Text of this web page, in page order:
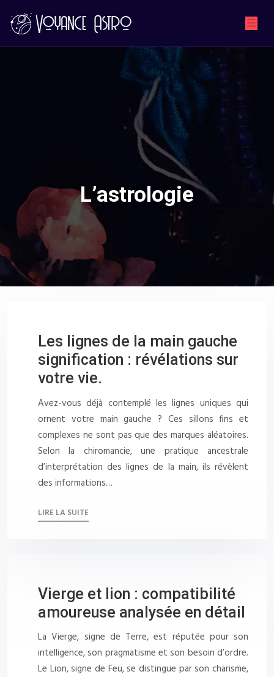
L’astrologie
Les lignes de la main gauche
signification : révélations sur
votre vie.
Avez-vous déjà contemplé les lignes uniques qui
ornent votre main gauche ? Ces sillons fins et
complexes ne sont pas que des marques aléatoires.
Selon la chiromancie, une pratique ancestrale
d’interprétation des lignes de la main, ils révèlent
des informations…
LIRE LA SUITE
Vierge et lion : compatibilité
amoureuse analysée en détail
La Vierge, signe de Terre, est réputée pour son
intelligence, son pragmatisme et son besoin d’ordre.
Le Lion, signe de Feu, se distingue par son charisme,